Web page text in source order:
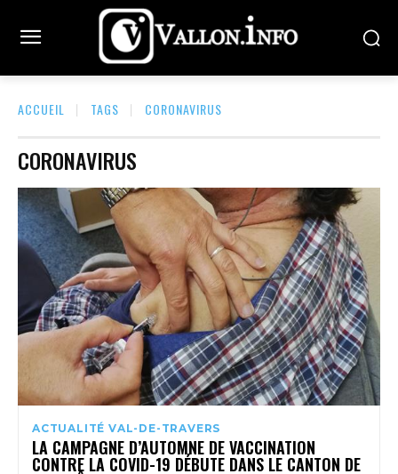
ACCUEIL TAGS CORONAVIRUS
CORONAVIRUS
ACTUALITÉ VAL-DE-TRAVERS
LA CAMPAGNE D’AUTOMNE DE VACCINATION
CONTRE LA COVID-19 DÉBUTE DANS LE CANTON DE